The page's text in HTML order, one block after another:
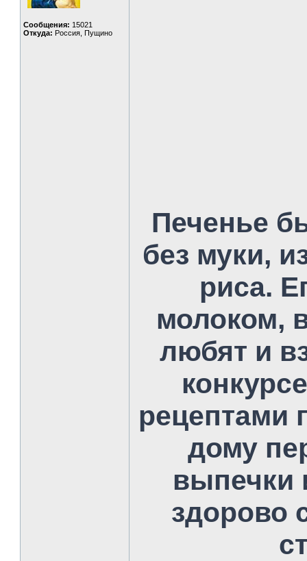
Сообщения: 15021
Откуда: Россия, Пущино
Печенье
без муки,
риса.
молоком,
любят и
рецептами
дому
выпечки
здорово